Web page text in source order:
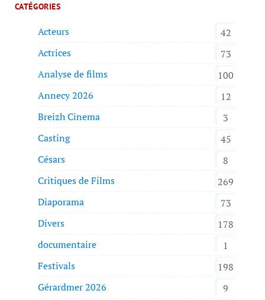
CATÉGORIES
Acteurs
42
Actrices
73
Analyse de films
100
Annecy 2026
12
Breizh Cinema
3
Casting
45
Césars
8
Critiques de Films
269
Diaporama
73
Divers
178
documentaire
1
Festivals
198
Gérardmer 2026
9